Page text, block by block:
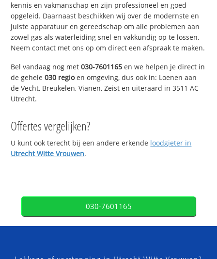
kennis en vakmanschap en zijn professioneel en goed
opgeleid. Daarnaast beschikken wij over de modernste en
juiste apparatuur en gereedschap om alle problemen aan
zowel gas als waterleiding snel en vakkundig op te lossen.
Neem contact met ons op om direct een afspraak te maken.
Bel vandaag nog met030-7601165 en we helpen je direct in
de gehele030 regioen omgeving, dus ook in: Loenen aan
de Vecht, Breukelen, Vianen, Zeist en uiteraard in 3511 AC
Utrecht.
Offertes vergelijken?
U kunt ook terecht bij een andere erkende loodgieter in
Utrecht Witte Vrouwen.
030-7601165